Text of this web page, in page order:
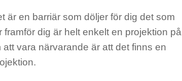
är en barriär som döljer för dig det som
dig är helt enkelt en projektion på
vara närvarande är att det finns en